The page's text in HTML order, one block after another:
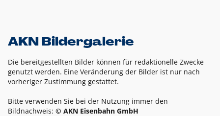
AKN Bildergalerie
Die bereitgestellten Bilder können für redaktionelle Zwecke
genutzt werden. Eine Veränderung der Bilder ist nur nach
vorheriger Zustimmung gestattet.
Bitte verwenden Sie bei der Nutzung immer den
Bildnachweis: © AKN Eisenbahn GmbH